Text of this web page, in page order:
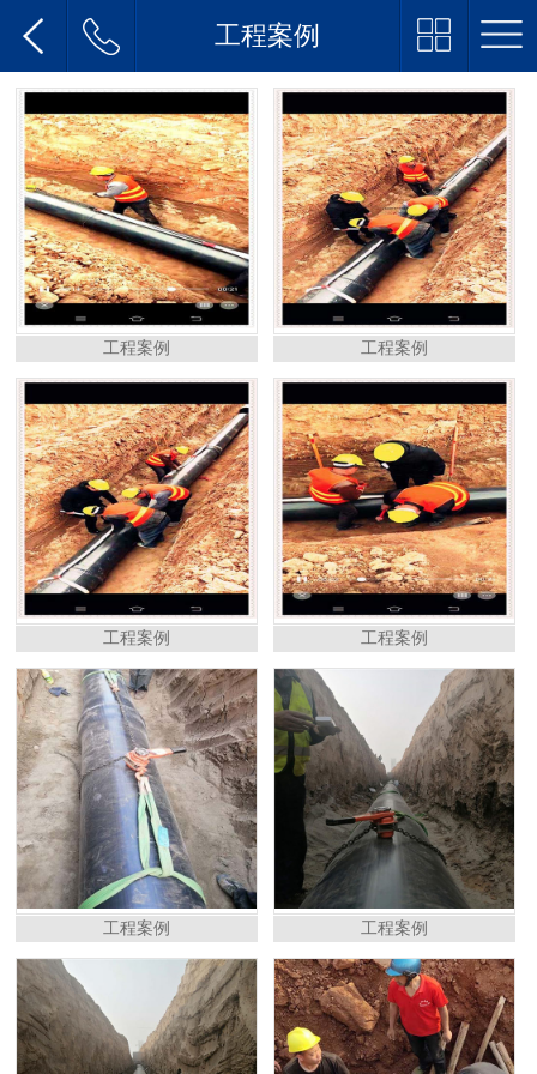
工程案例
工程案例 工程案例
工程案例 工程案例
工程案例 工程案例